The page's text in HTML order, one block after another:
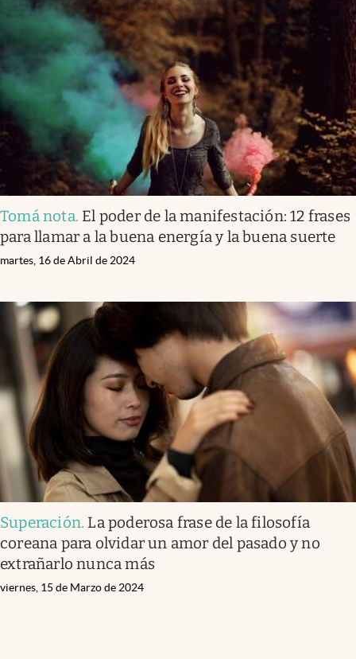
Tomá nota. El poder de la manifestación: 12 frases
para llamar a la buena energía y la buena suerte
martes, 16 de Abril de 2024
Superación. La poderosa frase de la filosofía
coreana para olvidar un amor del pasado y no
extrañarlo nunca más
viernes, 15 de Marzo de 2024